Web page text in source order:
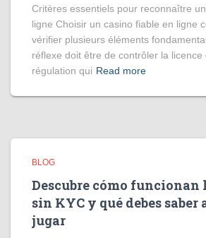
Critères essentiels pour reconnaître
ligne Choisir un casino fiable en ligne
vérifier plusieurs éléments
réflexe doit être de contrôler la licence
régulation qui Read more
BLOG
Descubre cómo funcionan
sin KYC y qué debes saber
jugar